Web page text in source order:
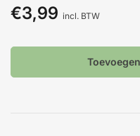
Normale
€3,99 incl. BTW